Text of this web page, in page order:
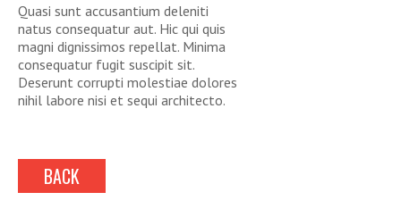
Quasi sunt accusantium deleniti
natus consequatur aut. Hic qui quis
magni dignissimos repellat. Minima
consequatur fugit suscipit sit.
Deserunt corrupti molestiae dolores
nihil labore nisi et sequi architecto.
BACK